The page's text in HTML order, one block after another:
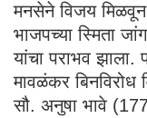
मनसेने विजय
भाजपच्या स्मिता
यांचा पराभव झाला.
मावळंकर बिनविरोध
सौ. अनुषा भावे (177